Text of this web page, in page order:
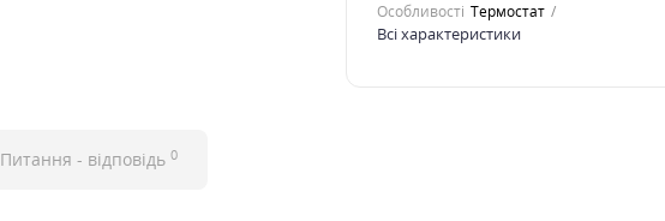
Особливості Термостат
Всі характеристики
Питання - відповідь 0